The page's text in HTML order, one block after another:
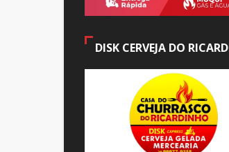
DISK CERVEJA DO